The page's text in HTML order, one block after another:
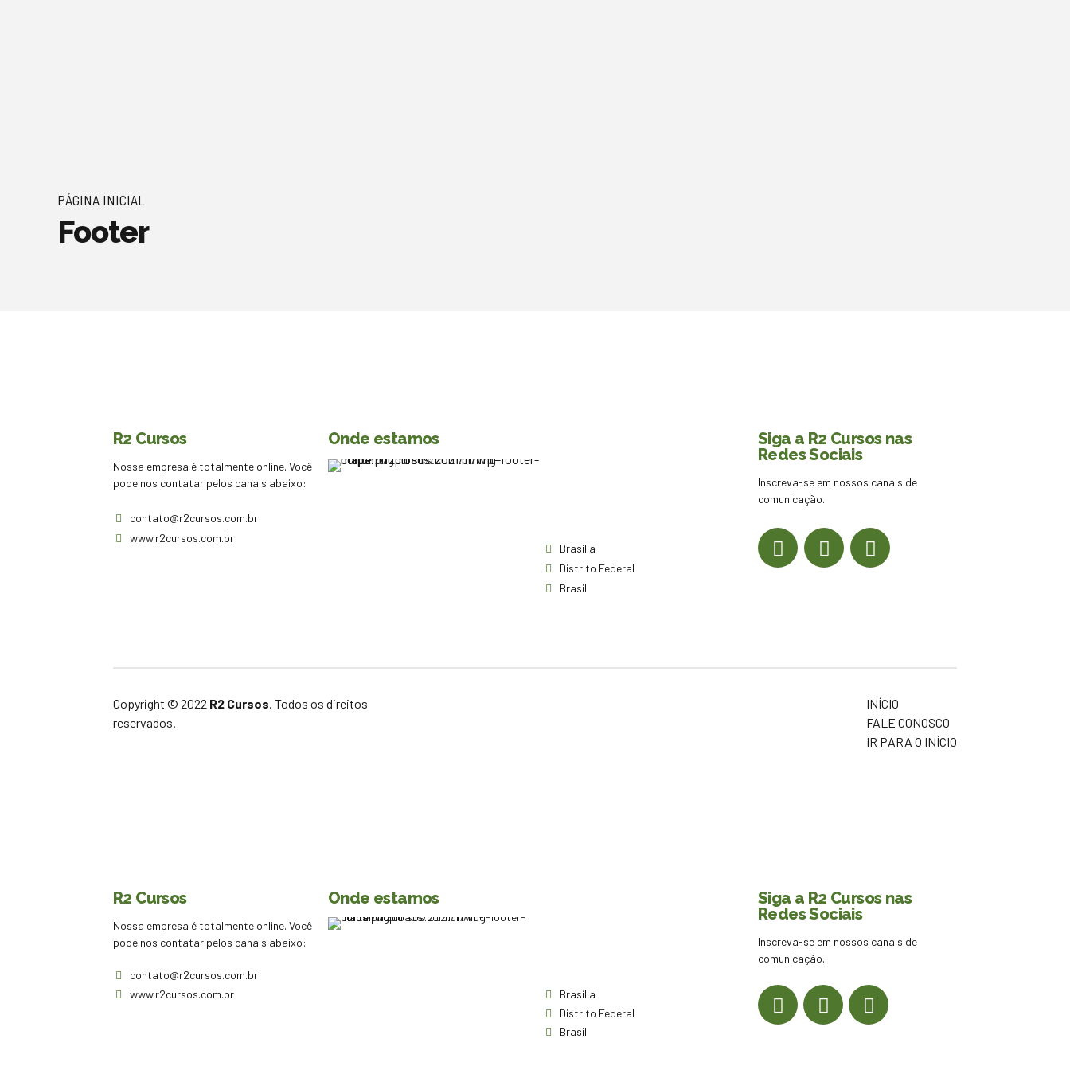
PÁGINA INICIAL
Footer
R2 Cursos
Nossa empresa é totalmente online. Você
pode nos contatar pelos canais abaixo:
contato@r2cursos.com.br
www.r2cursos.com.br
Onde estamos
Brasília
Distrito Federal
Brasil
Siga a R2 Cursos nas
Redes Sociais
Inscreva-se em nossos canais de
comunicação.
Copyright © 2022 R2 Cursos . Todos os direitos
reservados.
INÍCIO
FALE CONOSCO
IR PARA O INÍCIO
R2 Cursos
Nossa empresa é totalmente online. Você
pode nos contatar pelos canais abaixo:
contato@r2cursos.com.br
www.r2cursos.com.br
Onde estamos
Brasília
Distrito Federal
Brasil
Siga a R2 Cursos nas
Redes Sociais
Inscreva-se em nossos canais de
comunicação.